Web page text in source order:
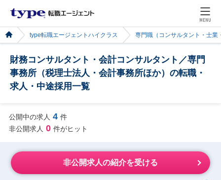
MENU
type転職エージェントハイクラス 専門職（コンサルタント・士業
財務コンサルタント・会計コンサルタント／専門
事務所（税理士法人・会計事務所ほか）の転職・
求人・中途採用一覧
公開中の求人 4 件
非公開求人 0 件がヒット
非公開求人の紹介を受ける